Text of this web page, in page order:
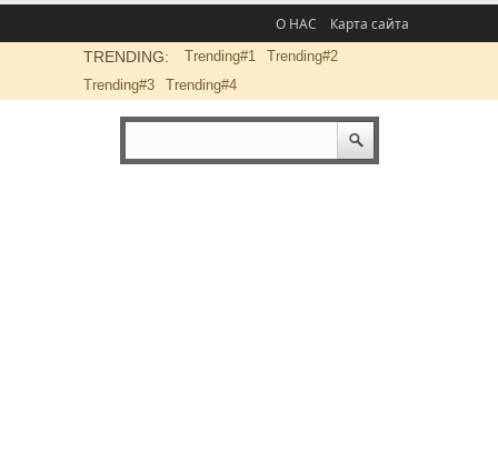
О НАС Карта сайта
TRENDING: Trending#1
Trending#2
Trending#3
Trending#4